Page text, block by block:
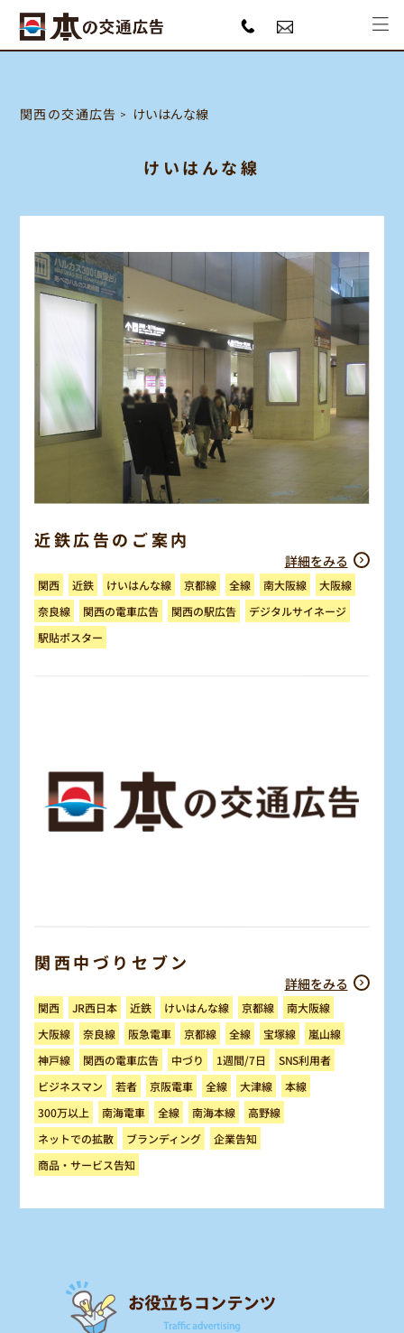
関西の交通広告 けいはんな線
けいはんな線
近鉄広告のご案内
詳細をみる
関西 近鉄 けいはんな線 京都線 全線 南大阪線
大阪線
奈良線
関西の電車広告 関西の駅広告 デジタルサイネージ
駅貼ポスター
関西中づりセブン
詳細をみる
関西 JR西日本 近鉄 けいはんな線 京都線 南大阪線
大阪線 奈良線 阪急電車 京都線 全線 宝塚線
嵐山線
神戸線
関西の電車広告 中づり 1週間/7日 SNS利用者
ビジネスマン 若者 京阪電車 全線 大津線 本線
300万以上 南海電車 全線 南海本線 高野線
ネットでの拡散 ブランディング 企業告知
商品・サービス告知